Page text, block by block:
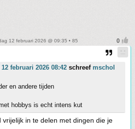
12 februari 2026 @ 09:35 • 85
februari 2026 08:42 schreef mschol
en andere tijden
hobbys is echt intens kut
vrijelijk in te delen met dingen die je